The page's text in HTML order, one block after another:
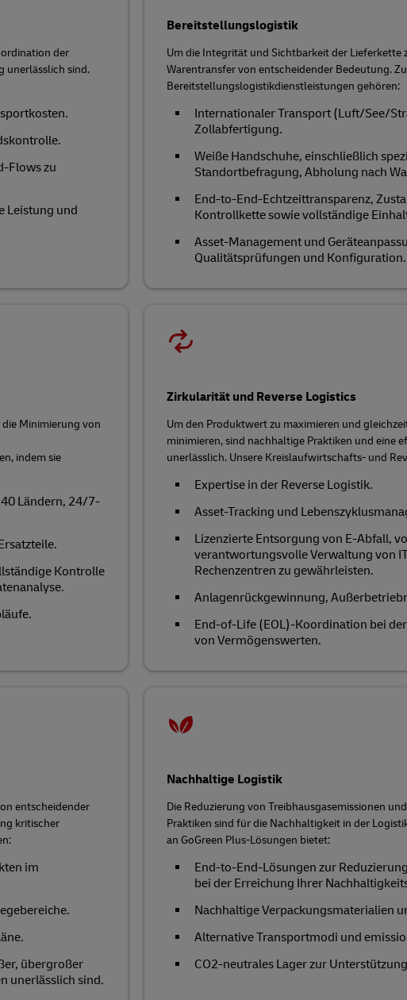
der
unerlässlich sind.
Flows zu
Leistung und
Bereitstellungslogistik
Um die Integrität und Sichtbarkeit der Lieferkette
Warentransfer von entscheidender Bedeutung.
Bereitstellungslogistikdienstleistungen gehören:
Internationaler Transport (Luft/See/
Zollabfertigung.
Weiße Handschuhe, einschließlich
Standortbefragung, Abholung nach
End-to-End-Echtzeittransparenz,
Kontrollkette sowie vollständige
Asset-Management und
Qualitätsprüfungen und Konfiguration.
Minimierung von
indem sie
Ländern, 24/7-
Kontrolle
Zirkularität und Reverse Logistics
Um den Produktwert zu maximieren und
minimieren, sind nachhaltige Praktiken und eine
unerlässlich. Unsere Kreislaufwirtschafts- und
Expertise in der Reverse Logistik.
Asset-Tracking und
Lizenzierte Entsorgung von E-Abfall,
verantwortungsvolle Verwaltung von
Rechenzentren zu gewährleisten.
Anlagenrückgewinnung,
End-of-Life (EOL)-Koordination bei
von Vermögenswerten.
entscheidender
kritischer
im
übergroßer
unerlässlich sind.
Nachhaltige Logistik
Die Reduzierung von Treibhausgasemissionen
Praktiken sind für die Nachhaltigkeit in der
an GoGreen Plus-Lösungen bietet:
End-to-End-Lösungen zur
bei der Erreichung Ihrer
Nachhaltige Verpackungsmaterialien
Alternative Transportmodi und
CO2-neutrales Lager zur